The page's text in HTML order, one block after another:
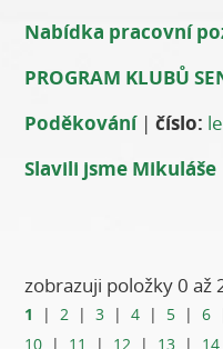
Nabídka pracovní
PROGRAM KLUBŮ
Poděkování|číslo:
Slavili jsme Mikuláše
zobrazuji položky 0 až
1 | 2 |3 |4 | 5 |6
10 | 11 | 12 | 13 | 14